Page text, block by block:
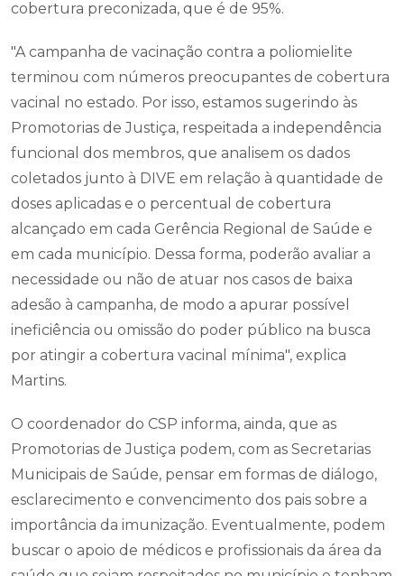
cobertura preconizada, que é de 95%.
"A campanha de vacinação contra a poliomielite
terminou com números preocupantes de cobertura
vacinal no estado. Por isso, estamos sugerindo às
Promotorias de Justiça, respeitada a independência
funcional dos membros, que analisem os dados
coletados junto à DIVE em relação à quantidade de
doses aplicadas e o percentual de cobertura
alcançado em cada Gerência Regional de Saúde e
em cada município. Dessa forma, poderão avaliar a
necessidade ou não de atuar nos casos de baixa
adesão à campanha, de modo a apurar possível
ineficiência ou omissão do poder público na busca
por atingir a cobertura vacinal mínima", explica
Martins.
O coordenador do CSP informa, ainda, que as
Promotorias de Justiça podem, com as Secretarias
Municipais de Saúde, pensar em formas de diálogo,
esclarecimento e convencimento dos pais sobre a
importância da imunização. Eventualmente, podem
buscar o apoio de médicos e profissionais da área da